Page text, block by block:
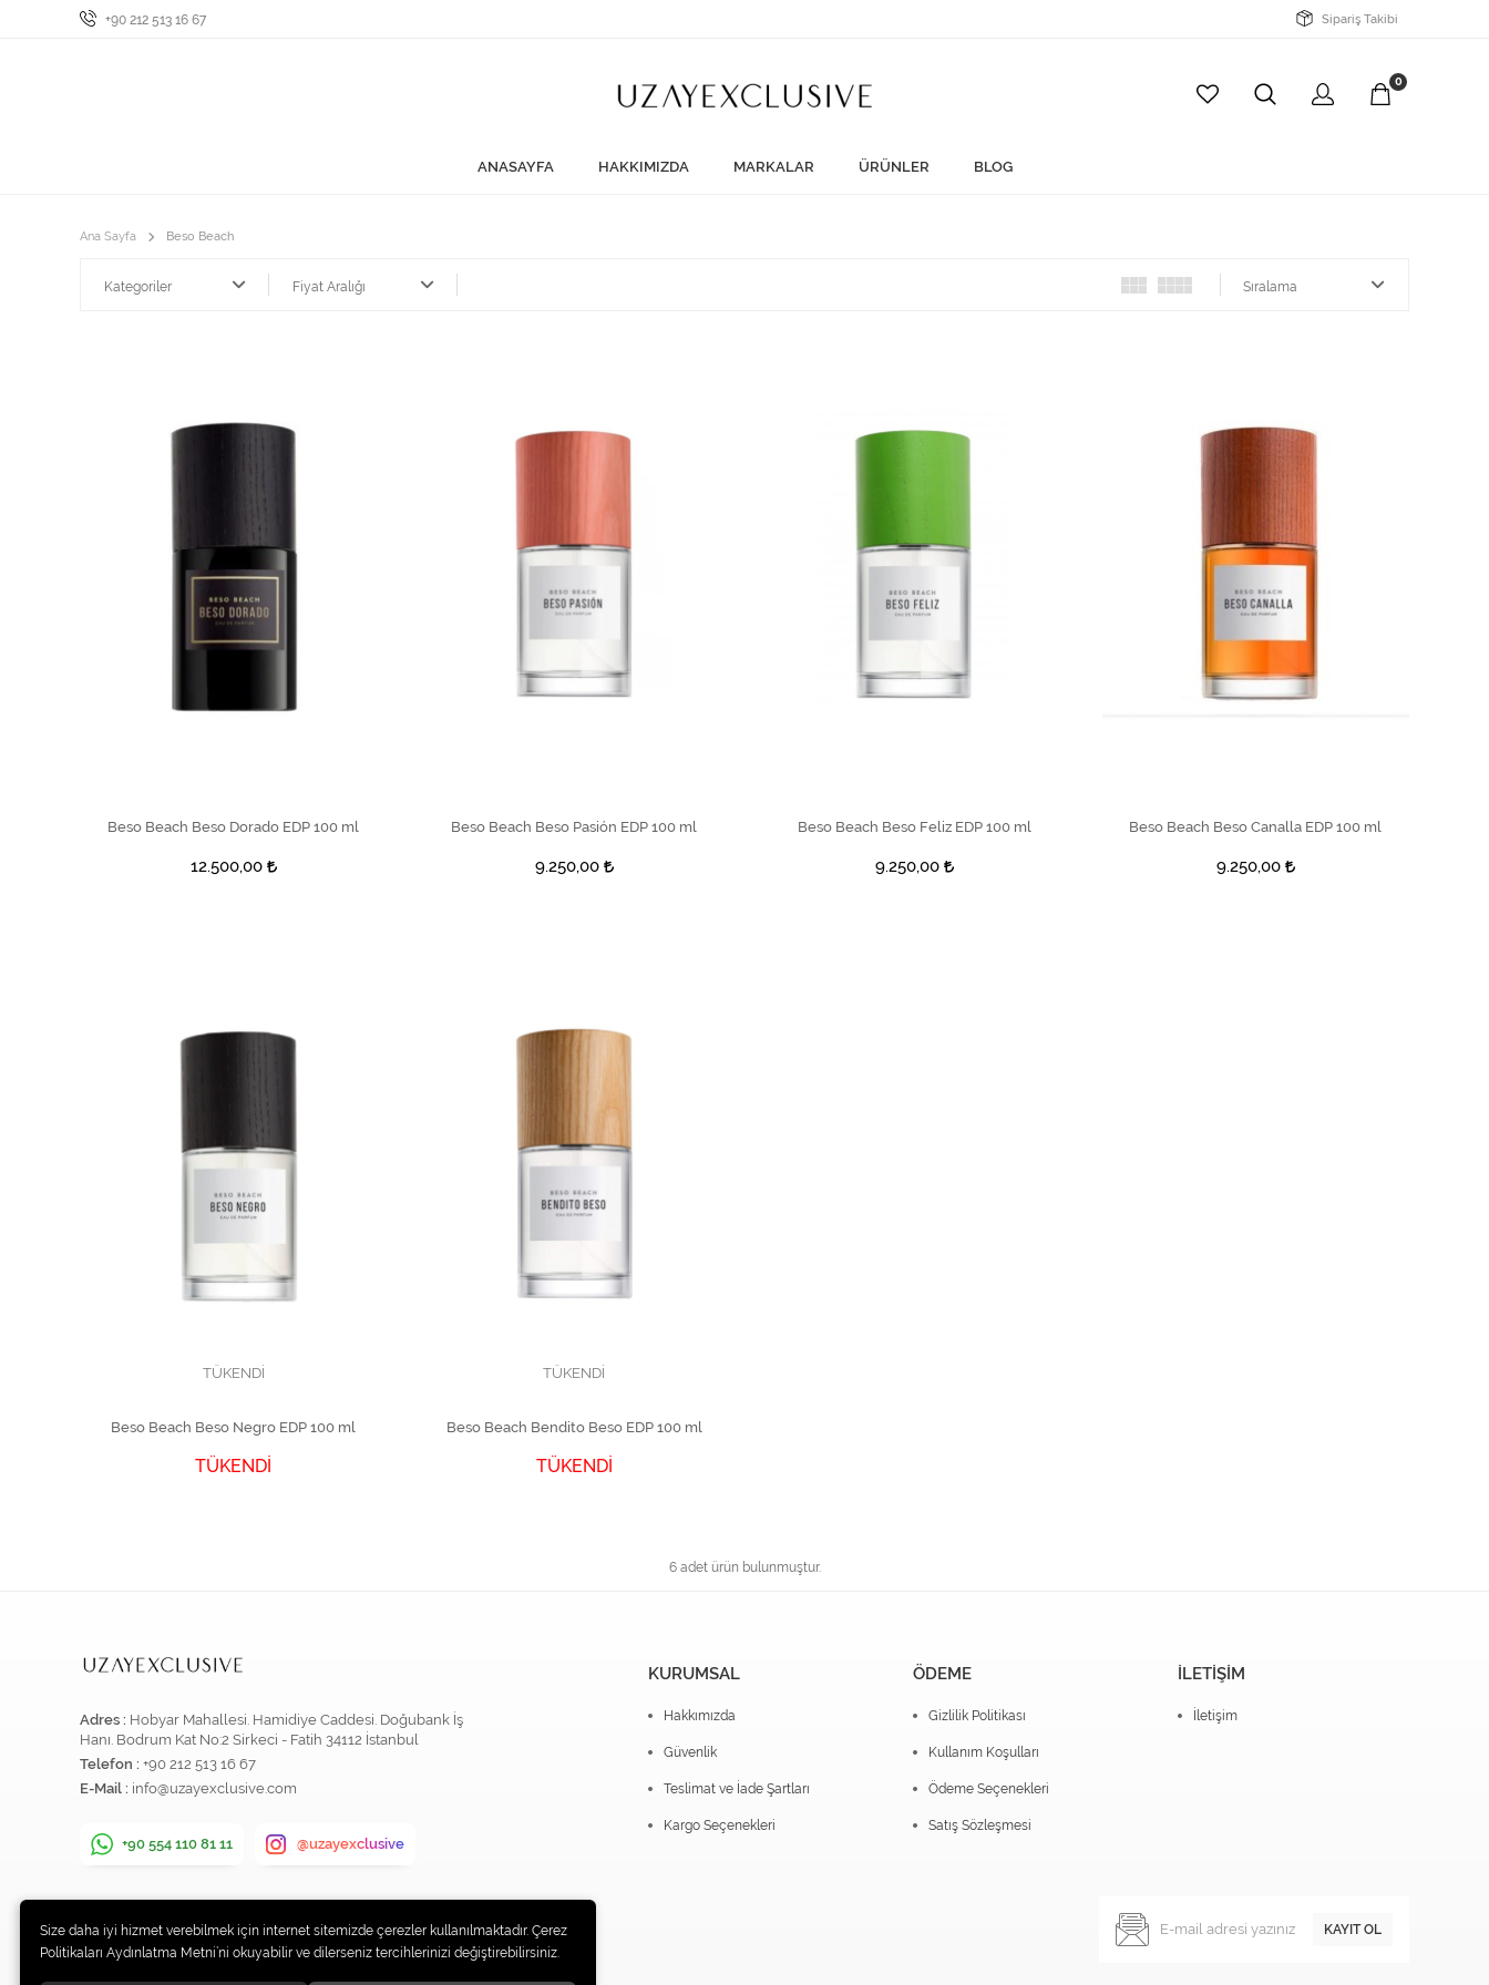
+90 212 513 16 67 Sipariş Takibi
0
ANASAYFA HAKKIMIZDA MARKALAR ÜRÜNLER BLOG
Ana Sayfa Beso Beach
Sıralama
Kategoriler Fiyat Aralığı
SEPETE EKLE
Beso Beach Beso Dorado EDP 100 ml
12.500,00
SEPETE EKLE
Beso Beach Beso Pasión EDP 100 ml
9.250,00
SEPETE EKLE
Beso Beach Beso Feliz EDP 100 ml
9.250,00
SEPETE EKLE
Beso Beach Beso Canalla EDP 100 ml
9.250,00
TÜKENDİ
Beso Beach Beso Negro EDP 100 ml
TÜKENDİ
TÜKENDİ
Beso Beach Bendito Beso EDP 100 ml
TÜKENDİ
6 adet ürün bulunmuştur.
Adres : Hobyar Mahallesi. Hamidiye Caddesi. Doğubank İş
Hanı. Bodrum Kat No:2 Sirkeci - Fatih 34112 İstanbul
Telefon : +90 212 513 16 67
E-Mail : info@uzayexclusive.com
+90 554 110 81 11 @uzayexclusive
KURUMSAL
Hakkımızda
Güvenlik
Teslimat ve İade Şartları
Kargo Seçenekleri
ÖDEME
Gizlilik Politikası
Kullanım Koşulları
Ödeme Seçenekleri
Satış Sözleşmesi
İLETİŞİM
İletişim
KAYIT OL
Size daha iyi hizmet verebilmek için internet sitemizde çerezler kullanılmaktadır. Çerez
Politikaları Aydınlatma Metni’ni okuyabilir ve dilerseniz tercihlerinizi değiştirebilirsiniz.